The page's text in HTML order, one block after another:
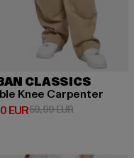
CLASSICS
Knee Carpenter
EURPreis: 28,80 EUR
59,99 EURAktionspreis: